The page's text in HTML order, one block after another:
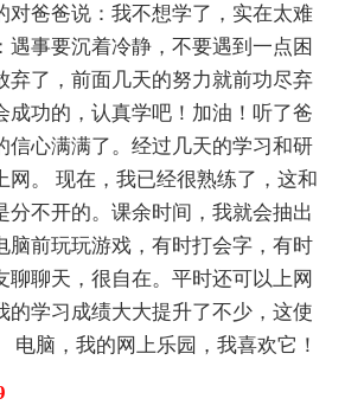
对爸爸说：我不想学了，实在太难
遇事要沉着冷静，不要遇到一点困
弃了，前面几天的努力就前功尽弃
成功的，认真学吧！加油！听了爸
信心满满了。经过几天的学习和研
网。 现在，我已经很熟练了，这和
分不开的。课余时间，我就会抽出
脑前玩玩游戏，有时打会字，有时
聊聊天，很自在。平时还可以上网
的学习成绩大大提升了不少，这使
电脑，我的网上乐园，我喜欢它！